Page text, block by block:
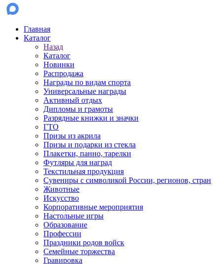
Главная
Каталог
Назад
Каталог
Новинки
Распродажа
Награды по видам спорта
Универсальные награды
Активный отдых
Дипломы и грамоты
Разрядные книжки и значки
ГТО
Призы из акрила
Призы и подарки из стекла
Плакетки, панно, тарелки
Футляры для наград
Текстильная продукция
Сувениры с символикой России, регионов, стран
Животные
Искусство
Корпоративные мероприятия
Настольные игры
Образование
Профессии
Праздники родов войск
Семейные торжества
Гравировка